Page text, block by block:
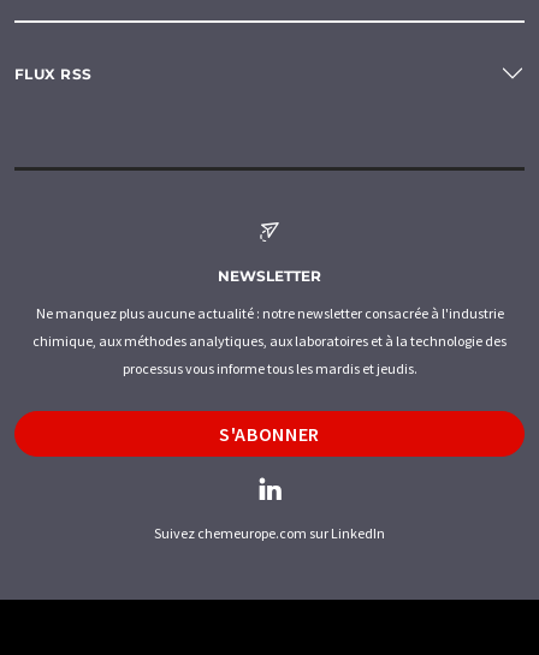
FLUX RSS
NEWSLETTER
Ne manquez plus aucune actualité : notre newsletter consacrée à l'industrie
chimique, aux méthodes analytiques, aux laboratoires et à la technologie des
processus vous informe tous les mardis et jeudis.
S'ABONNER
Suivez chemeurope.com sur LinkedIn